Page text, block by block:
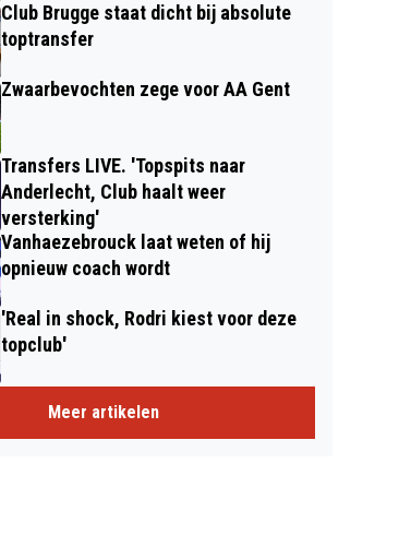
Club Brugge staat dicht bij absolute
toptransfer
Zwaarbevochten zege voor AA Gent
Transfers LIVE. 'Topspits naar
Anderlecht, Club haalt weer
versterking'
Vanhaezebrouck laat weten of hij
opnieuw coach wordt
'Real in shock, Rodri kiest voor deze
topclub'
Meer artikelen